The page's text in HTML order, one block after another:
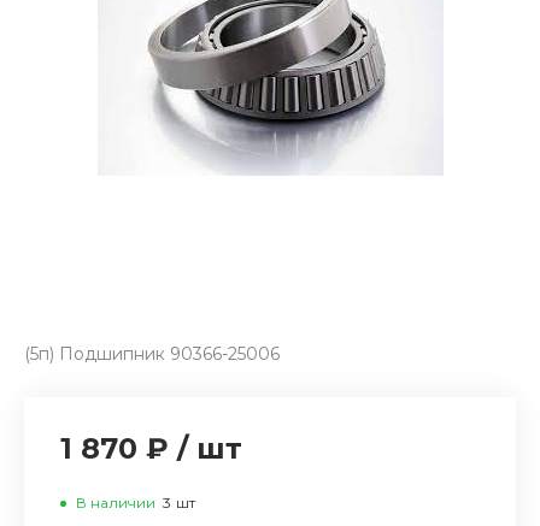
(5п) Подшипник 90366-25006
1 870 ₽ / шт
В наличии 3 шт